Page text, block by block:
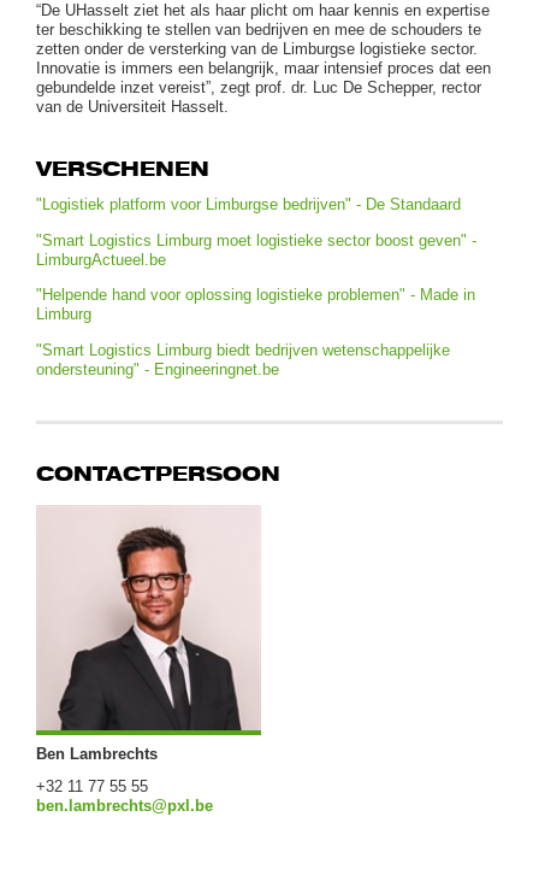
“De UHasselt ziet het als haar plicht om haar kennis en expertise
ter beschikking te stellen van bedrijven en mee de schouders te
zetten onder de versterking van de Limburgse logistieke sector.
Innovatie is immers een belangrijk, maar intensief proces dat een
gebundelde inzet vereist”, zegt prof. dr. Luc De Schepper, rector
van de Universiteit Hasselt.
VERSCHENEN
"Logistiek platform voor Limburgse bedrijven" - De Standaard
"Smart Logistics Limburg moet logistieke sector boost geven" -
LimburgActueel.be
"Helpende hand voor oplossing logistieke problemen" - Made in
Limburg
"Smart Logistics Limburg biedt bedrijven wetenschappelijke
ondersteuning" - Engineeringnet.be
CONTACTPERSOON
Ben Lambrechts
+32 11 77 55 55
ben.lambrechts@pxl.be